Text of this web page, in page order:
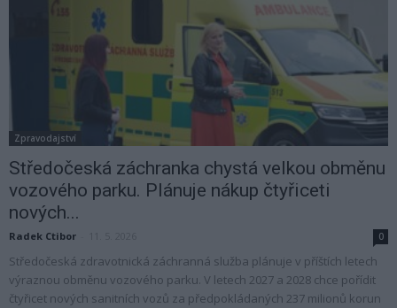
Zpravodajství
Středočeská záchranka chystá velkou obměnu
vozového parku. Plánuje nákup čtyřiceti
nových...
Radek Ctibor 0
Středočeská zdravotnická záchranná služba plánuje v příštích letech
výraznou obměnu vozového parku. V letech 2027 a 2028 chce pořídit
čtyřicet nových sanitních vozů za předpokládaných 237 milionů korun